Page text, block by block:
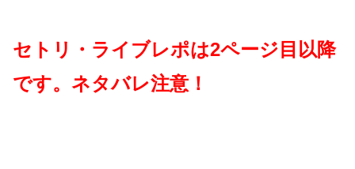
セトリ・ライブレポは2ページ目以降
です。ネタバレ注意！